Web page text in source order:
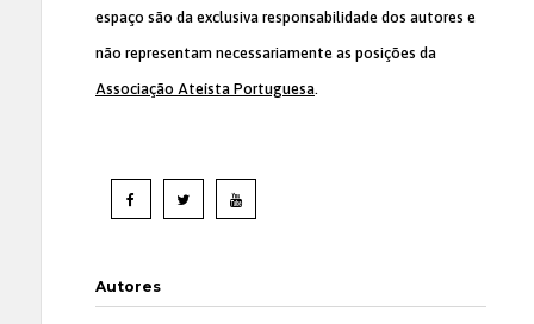
espaço são da exclusiva responsabilidade dos autores e
não representam necessariamente as posições da
Associação Ateísta Portuguesa.
Autores